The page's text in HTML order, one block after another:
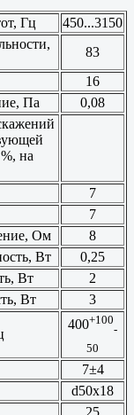
Гц
450...3150
83
16
Па
0,08
на
7
7
Ом
8
Вт
0,25
Вт
2
Вт
3
400+100
-
50
7±4
d50x18
25